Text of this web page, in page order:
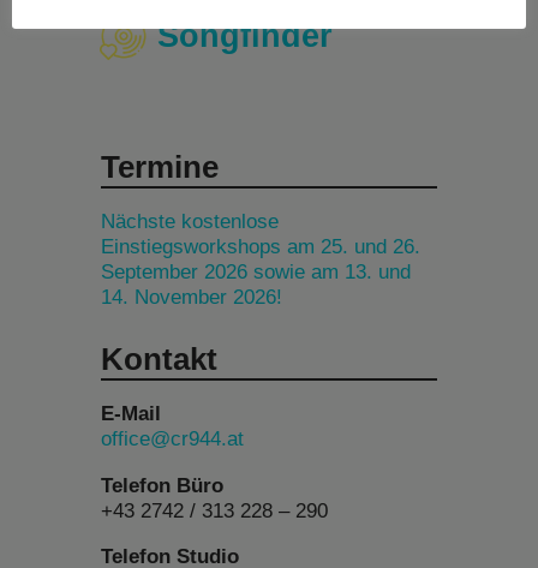
Songfinder
Termine
Nächste kostenlose
Einstiegsworkshops am 25. und 26.
September 2026 sowie am 13. und
14. November 2026!
Kontakt
E-Mail
office@cr944.at
Telefon Büro
+43 2742 / 313 228 – 290
Telefon Studio